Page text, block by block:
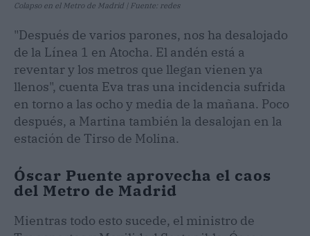
Colapso en el Metro de Madrid | Fuente: redes
"Después de varios parones, nos ha desalojado
de la Línea 1 en Atocha. El andén está a
reventar y los metros que llegan vienen ya
llenos", cuenta Eva tras una incidencia sufrida
en torno a las ocho y media de la mañana. Poco
después, a Martina también la desalojan en la
estación de Tirso de Molina.
Óscar Puente aprovecha el caos
del Metro de Madrid
Mientras todo esto sucede, el ministro de